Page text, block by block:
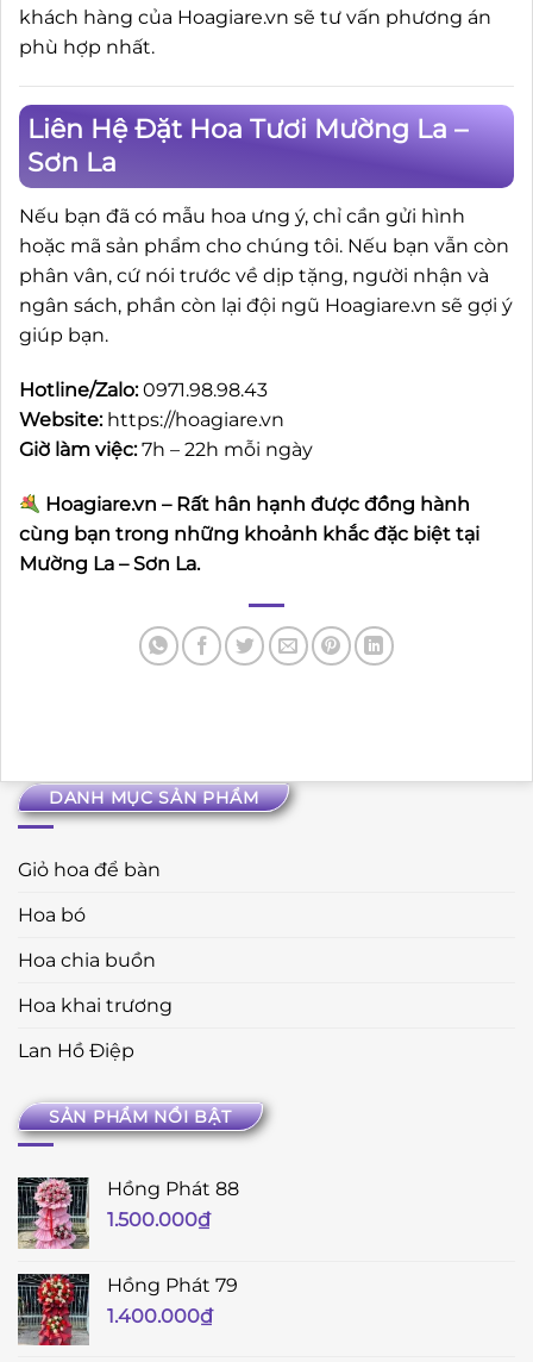
DANH MỤC SẢN PHẨM
Giỏ hoa để bàn
Hoa bó
Hoa chia buồn
Hoa khai trương
Lan Hồ Điệp
SẢN PHẨM NỔI BẬT
Hồng Phát 88
1.500.000₫
Hồng Phát 79
1.400.000₫
khách hàng của Hoagiare.vn sẽ tư vấn phương án
phù hợp nhất.
Liên Hệ Đặt Hoa Tươi Mường La –
Sơn La
Nếu bạn đã có mẫu hoa ưng ý, chỉ cần gửi hình
hoặc mã sản phẩm cho chúng tôi. Nếu bạn vẫn còn
phân vân, cứ nói trước về dịp tặng, người nhận và
ngân sách, phần còn lại đội ngũ Hoagiare.vn sẽ gợi ý
giúp bạn.
Hotline/Zalo:0971.98.98.43
Website: https://hoagiare.vn
Giờ làm việc:7h – 22h mỗi ngày
Hoagiare.vn – Rất hân hạnh được đồng hành
cùng bạn trong những khoảnh khắc đặc biệt tại
Mường La – Sơn La.